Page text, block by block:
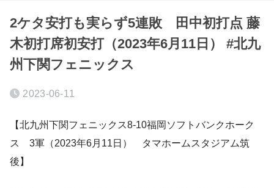
2ケタ安打も実らず5連敗 田中初打点 藤
木初打席初安打（2023年6月11日） #北九
州下関フェニックス
2023-06-11
【北九州下関フェニックス8-10福岡ソフトバンクホーク
ス 3軍（2023年6月11日） タマホームスタジアム筑
後】